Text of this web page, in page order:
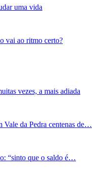
uma vida
vai ao ritmo certo?
vezes, a mais adiada
Vale da Pedra centenas de…
“sinto que o saldo é…